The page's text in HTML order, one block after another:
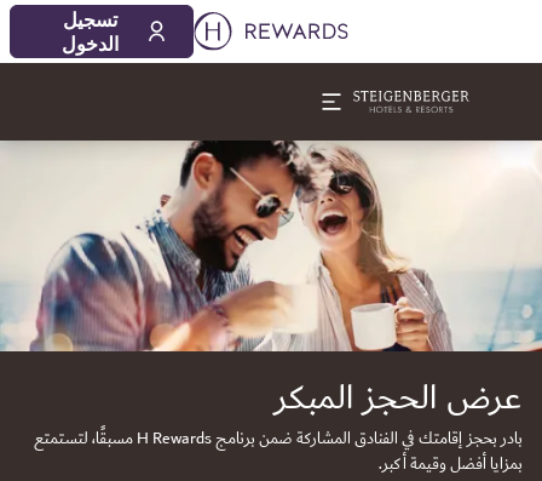
تسجيل
الدخول
الشريحة 1 من 1
عرض الحجز المبكر
بادر بحجز إقامتك في الفنادق المشاركة ضمن برنامج H Rewards مسبقًا، لتستمتع
بمزايا أفضل وقيمة أكبر.